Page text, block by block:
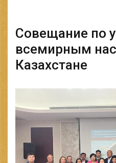
Совещание по
всемирным
Казахстане